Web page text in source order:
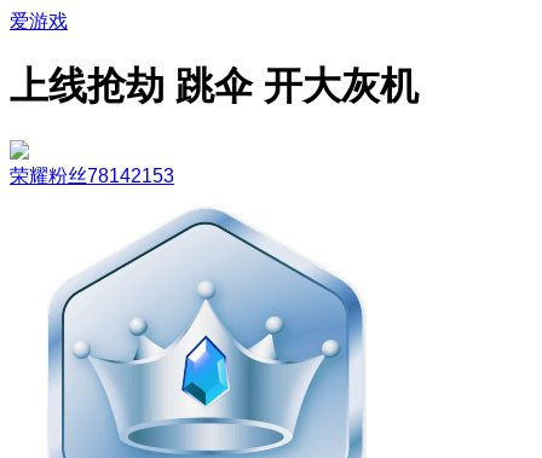
爱游戏
上线抢劫 跳伞 开大灰机
荣耀粉丝78142153